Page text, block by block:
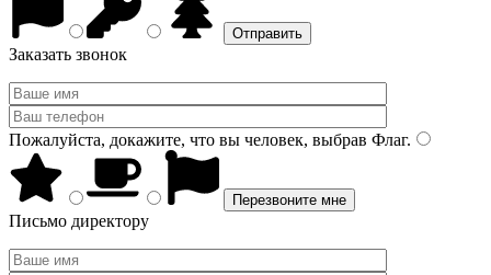
Заказать звонок
Пожалуйста, докажите, что вы человек, выбрав Флаг.
Письмо директору